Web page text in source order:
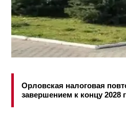
Орловская налоговая
завершением к концу 2028